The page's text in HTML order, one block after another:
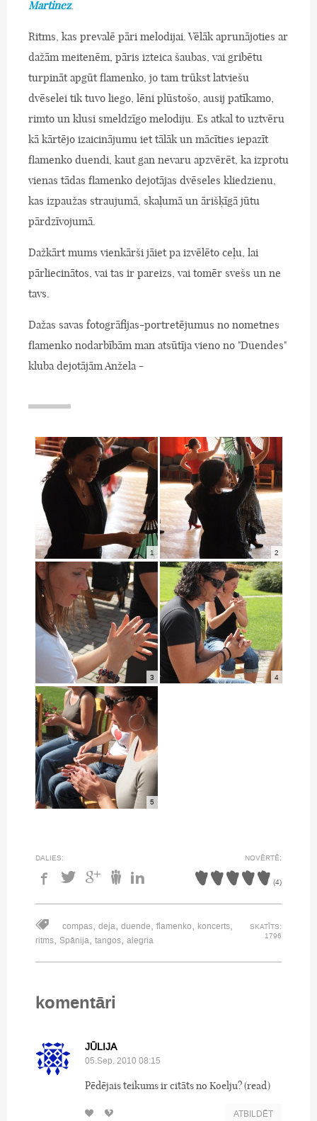
Martinez.
Ritms, kas prevalē pāri melodijai. Vēlāk aprunājoties ar
dažām meitenēm, pāris izteica šaubas, vai gribētu
turpināt apgūt flamenko, jo tam trūkst latviešu
dvēselei tik tuvo liego, lēni plūstošo, ausij patīkamo,
rimto un klusi smeldzīgo melodiju. Es atkal to uztvēru
kā kārtējo izaicinājumu iet tālāk un mācīties iepazīt
flamenko duendi, kaut gan nevaru apzvērēt, ka izprotu
vienas tādas flamenko dejotājas dvēseles kliedzienu,
kas izpaužas straujumā, skaļumā un ārišķīgā jūtu
pārdzīvojumā.
Dažkārt mums vienkārši jāiet pa izvēlēto ceļu, lai
pārliecinātos, vai tas ir pareizs, vai tomēr svešs un ne
tavs.
Dažas savas fotogrāfijas-portretējumus no nometnes
flamenko nodarbībām man atsūtīja vieno no "Duendes"
kluba dejotājām Anžela -
1 2
3 4
5
DALIES: NOVĒRTĒ:
(4)
compas, deja, duende, flamenko, koncerts,
ritms, Spānija, tangos, alegria
SKATĪTS:
1796
komentāri
JŪLIJA
05.Sep, 2010 08:15
Pēdējais teikums ir citāts no Koelju? (read)
ATBILDĒT